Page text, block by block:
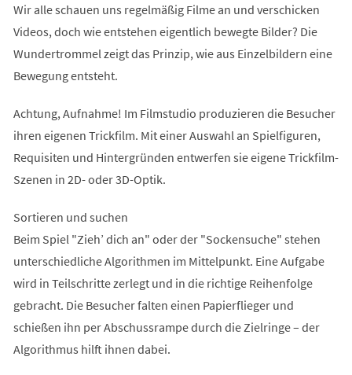
Wir alle schauen uns regelmäßig Filme an und verschicken
Videos, doch wie entstehen eigentlich bewegte Bilder? Die
Wundertrommel zeigt das Prinzip, wie aus Einzelbildern eine
Bewegung entsteht.
Achtung, Aufnahme! Im Filmstudio produzieren die Besucher
ihren eigenen Trickfilm. Mit einer Auswahl an Spielfiguren,
Requisiten und Hintergründen entwerfen sie eigene Trickfilm-
Szenen in 2D- oder 3D-Optik.
Sortieren und suchen
Beim Spiel "Zieh’ dich an" oder der "Sockensuche" stehen
unterschiedliche Algorithmen im Mittelpunkt. Eine Aufgabe
wird in Teilschritte zerlegt und in die richtige Reihenfolge
gebracht. Die Besucher falten einen Papierflieger und
schießen ihn per Abschussrampe durch die Zielringe – der
Algorithmus hilft ihnen dabei.